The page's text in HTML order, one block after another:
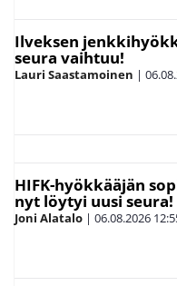
Ilveksen
seura vaihtuu!
Lauri Saastamoinen |
HIFK-hyökkääjän
nyt löytyi uusi seura!
Joni Alatalo | 06.08.2026